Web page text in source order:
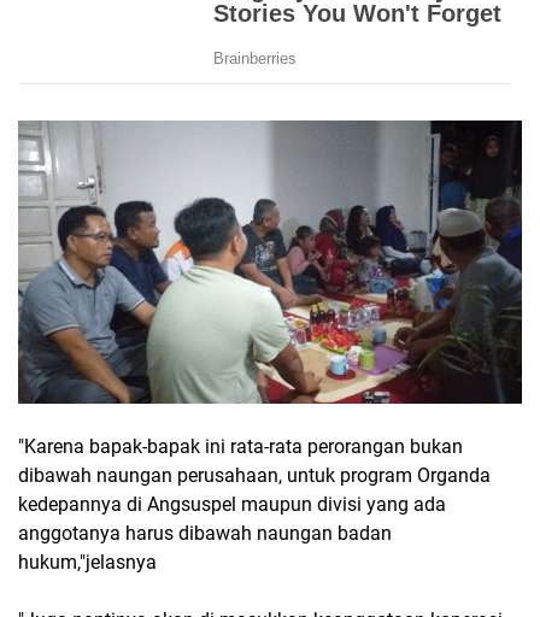
"Karena bapak-bapak ini rata-rata perorangan bukan
dibawah naungan perusahaan, untuk program Organda
kedepannya di Angsuspel maupun divisi yang ada
anggotanya harus dibawah naungan badan
hukum,"jelasnya